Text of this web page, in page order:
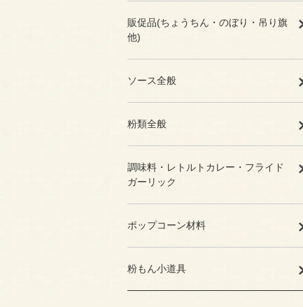
販促品(ちょうちん・のぼり・吊り旗
他)
ソース全般
粉類全般
調味料・レトルトカレー・フライド
ガーリック
ポップコーン材料
粉もん小道具